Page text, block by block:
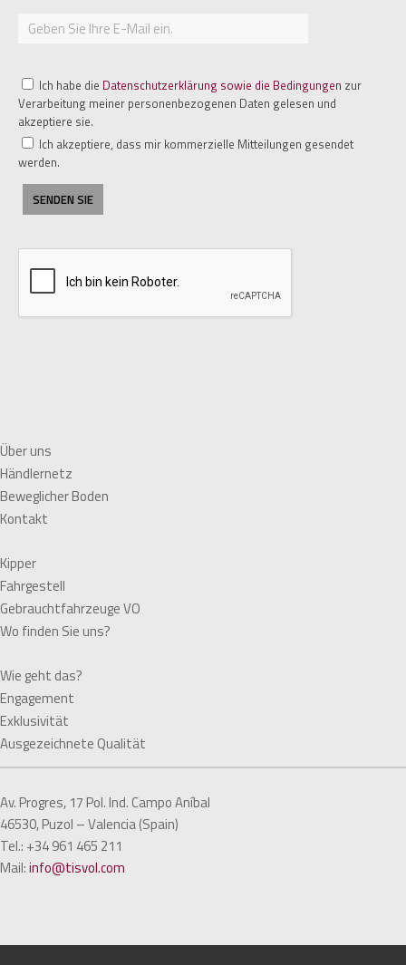
Ich habe die Datenschutzerklärung sowie die Bedingungen zur
Verarbeitung meiner personenbezogenen Daten gelesen und
akzeptiere sie.
Ich akzeptiere, dass mir kommerzielle Mitteilungen gesendet
werden.
Über uns
Händlernetz
Beweglicher Boden
Kontakt
Kipper
Fahrgestell
Gebrauchtfahrzeuge VO
Wo finden Sie uns?
Wie geht das?
Engagement
Exklusivität
Ausgezeichnete Qualität
Av. Progres, 17 Pol. Ind. Campo Aníbal
46530, Puzol – Valencia (Spain)
Tel.: +34 961 465 211
Mail:info@tisvol.com